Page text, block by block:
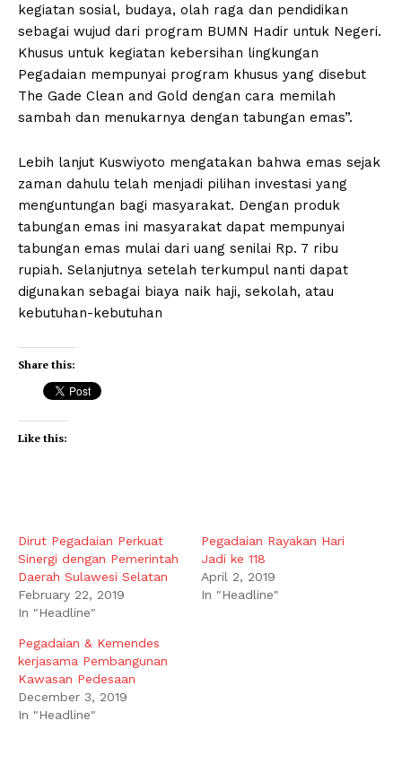
kegiatan sosial, budaya, olah raga dan pendidikan
sebagai wujud dari program BUMN Hadir untuk Negeri.
Khusus untuk kegiatan kebersihan lingkungan
Pegadaian mempunyai program khusus yang disebut
The Gade Clean and Gold dengan cara memilah
sambah dan menukarnya dengan tabungan emas”.
Lebih lanjut Kuswiyoto mengatakan bahwa emas sejak
zaman dahulu telah menjadi pilihan investasi yang
menguntungan bagi masyarakat. Dengan produk
tabungan emas ini masyarakat dapat mempunyai
tabungan emas mulai dari uang senilai Rp. 7 ribu
rupiah. Selanjutnya setelah terkumpul nanti dapat
digunakan sebagai biaya naik haji, sekolah, atau
kebutuhan-kebutuhan
Share this:
Like this:
Dirut Pegadaian Perkuat
Sinergi dengan Pemerintah
Daerah Sulawesi Selatan
February 22, 2019
In "Headline"
Pegadaian Rayakan Hari
Jadi ke 118
April 2, 2019
In "Headline"
Pegadaian & Kemendes
kerjasama Pembangunan
Kawasan Pedesaan
December 3, 2019
In "Headline"